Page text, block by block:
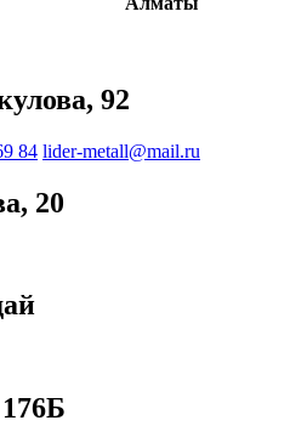
92
84 lider-metall@mail.ru
20